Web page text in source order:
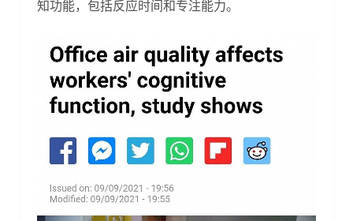
知功能，包括反应时间和专注能力。